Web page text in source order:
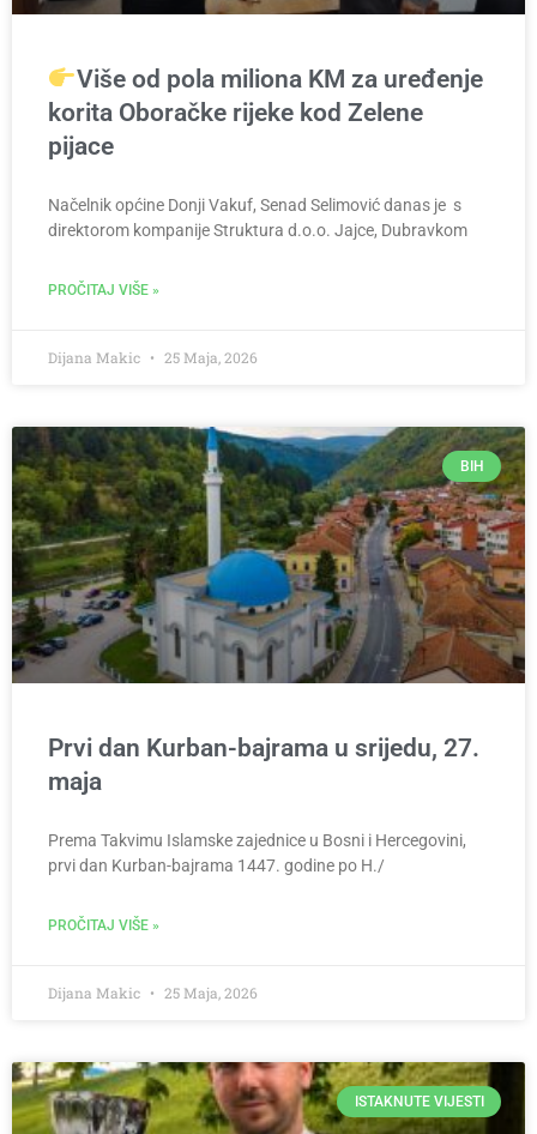
Više od pola miliona KM za uređenje
korita Oboračke rijeke kod Zelene
pijace
Načelnik općine Donji Vakuf, Senad Selimović danas je s
direktorom kompanije Struktura d.o.o. Jajce, Dubravkom
PROČITAJ VIŠE »
Dijana Makic 25 Maja, 2026
BIH
Prvi dan Kurban-bajrama u srijedu, 27.
maja
Prema Takvimu Islamske zajednice u Bosni i Hercegovini,
prvi dan Kurban-bajrama 1447. godine po H./
PROČITAJ VIŠE »
Dijana Makic 25 Maja, 2026
ISTAKNUTE VIJESTI